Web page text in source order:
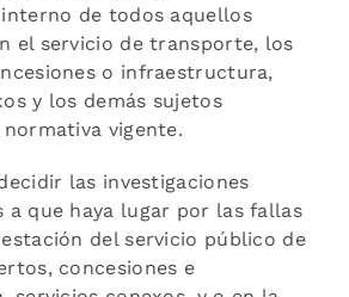
de todos aquellos
el servicio de transporte, los
o infraestructura,
y los demás sujetos
vigente.
las investigaciones
a que haya lugar por las fallas
del servicio público de
concesiones e